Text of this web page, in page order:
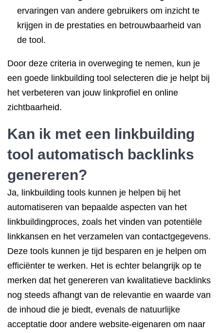
ervaringen van andere gebruikers om inzicht te
krijgen in de prestaties en betrouwbaarheid van
de tool.
Door deze criteria in overweging te nemen, kun je
een goede linkbuilding tool selecteren die je helpt bij
het verbeteren van jouw linkprofiel en online
zichtbaarheid.
Kan ik met een linkbuilding
tool automatisch backlinks
genereren?
Ja, linkbuilding tools kunnen je helpen bij het
automatiseren van bepaalde aspecten van het
linkbuildingproces, zoals het vinden van potentiële
linkkansen en het verzamelen van contactgegevens.
Deze tools kunnen je tijd besparen en je helpen om
efficiënter te werken. Het is echter belangrijk op te
merken dat het genereren van kwalitatieve backlinks
nog steeds afhangt van de relevantie en waarde van
de inhoud die je biedt, evenals de natuurlijke
acceptatie door andere website-eigenaren om naar